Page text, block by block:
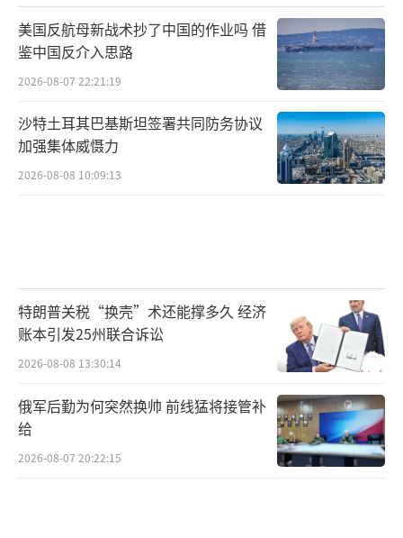
美国反航母新战术抄了中国的作业吗 借
鉴中国反介入思路
2026-08-07 22:21:19
沙特土耳其巴基斯坦签署共同防务协议
加强集体威慑力
2026-08-08 10:09:13
特朗普关税“换壳”术还能撑多久 经济
账本引发25州联合诉讼
2026-08-08 13:30:14
俄军后勤为何突然换帅 前线猛将接管补
给
2026-08-07 20:22:15